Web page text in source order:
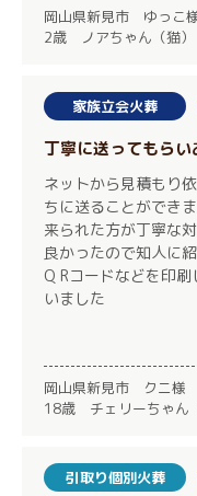
岡山県新見市 ゆっこ
2歳 ノアちゃん（猫）
家族立会火葬
丁寧に送ってもらい
ネットから見積もり
ちに送ることができま
来られた方が丁寧な
良かったので知人に
Q Rコードなどを印
いました
岡山県新見市 クニ様
18歳 チェリーちゃん
引取り個別火葬